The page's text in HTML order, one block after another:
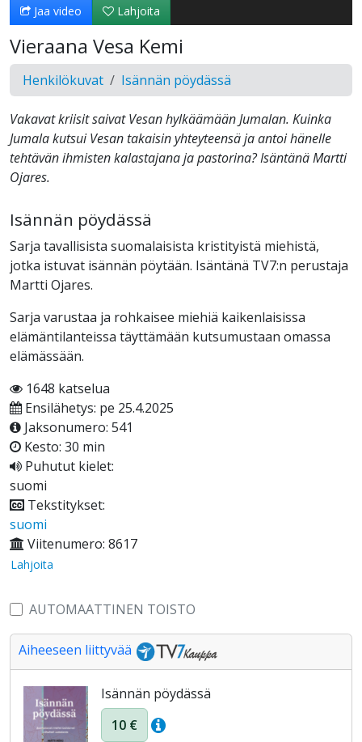
Jaa video Lahjoita
Vieraana Vesa Kemi
Henkilökuvat Isännän pöydässä
Vakavat kriisit saivat Vesan hylkäämään Jumalan. Kuinka
Jumala kutsui Vesan takaisin yhteyteensä ja antoi hänelle
tehtävän ihmisten kalastajana ja pastorina? Isäntänä Martti
Ojares.
Isännän pöydässä
Sarja tavallisista suomalaisista kristityistä miehistä,
jotka istuvat isännän pöytään. Isäntänä TV7:n perustaja
Martti Ojares.
Sarja varustaa ja rohkaisee miehiä kaikenlaisissa
elämäntilanteissa täyttämään kutsumustaan omassa
elämässään.
1648 katselua
Ensilähetys: pe 25.4.2025
Jaksonumero: 541
Kesto: 30 min
Puhutut kielet:
suomi
Tekstitykset:
suomi
Viitenumero: 8617
Lahjoita
AUTOMAATTINEN TOISTO
Aiheeseen liittyvää
Isännän pöydässä
10 €